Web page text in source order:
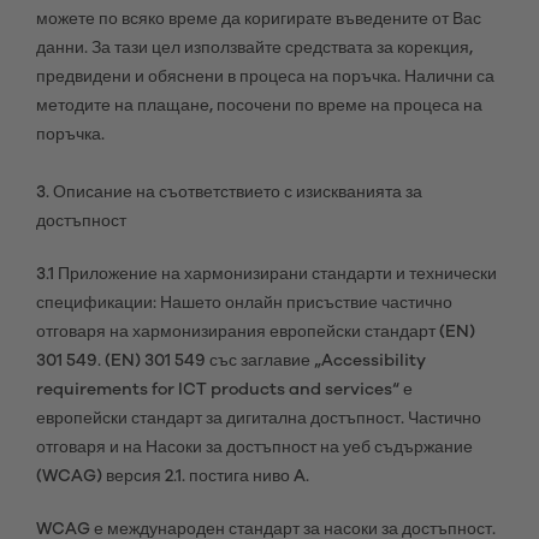
можете по всяко време да коригирате въведените от Вас
данни. За тази цел използвайте средствата за корекция,
предвидени и обяснени в процеса на поръчка. Налични са
методите на плащане, посочени по време на процеса на
поръчка.
3. Описание на съответствието с изискванията за
достъпност
3.1 Приложение на хармонизирани стандарти и технически
спецификации: Нашето онлайн присъствие частично
отговаря на хармонизирания европейски стандарт (EN)
301 549. (EN) 301 549 със заглавие „Accessibility
requirements for ICT products and services“ е
европейски стандарт за дигитална достъпност. Частично
отговаря и на Насоки за достъпност на уеб съдържание
(WCAG) версия 2.1. постига ниво A.
WCAG е международен стандарт за насоки за достъпност.